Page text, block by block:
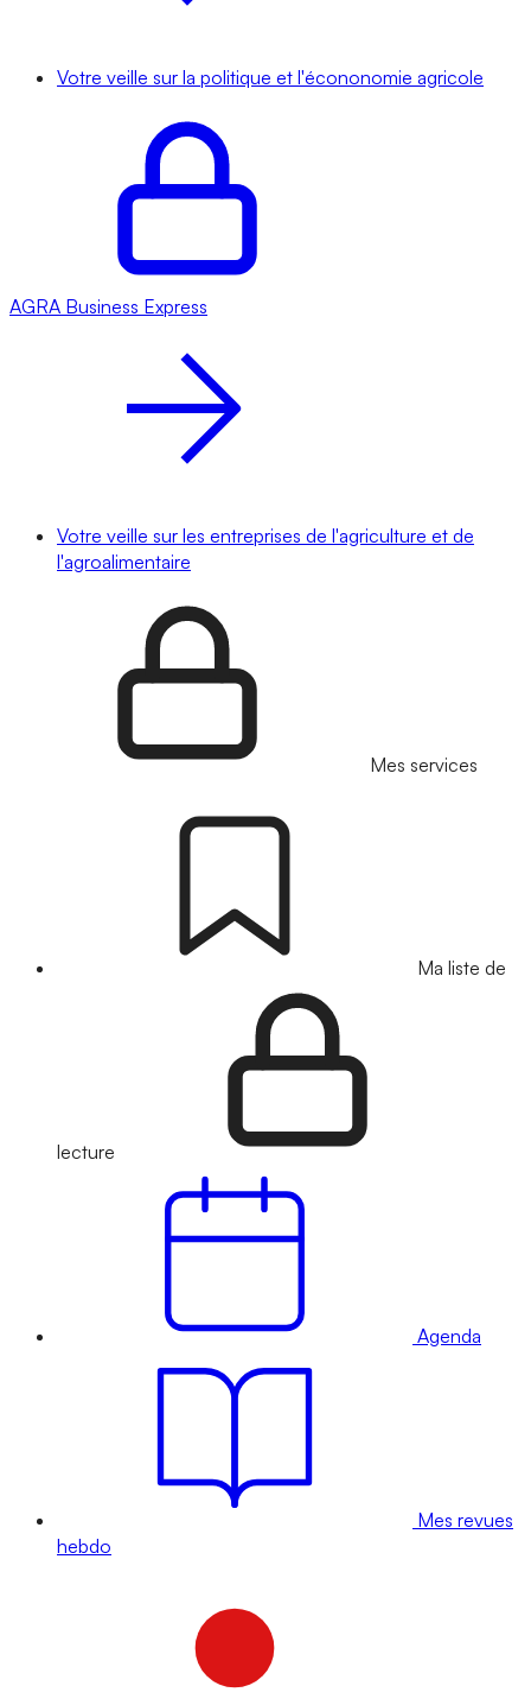
Votre veille sur la politique et l'écononomie agricole
AGRA Business Express
Votre veille sur les entreprises de l'agriculture et de
l'agroalimentaire
Mes services
Ma liste de
lecture
Agenda
Mes revues
hebdo